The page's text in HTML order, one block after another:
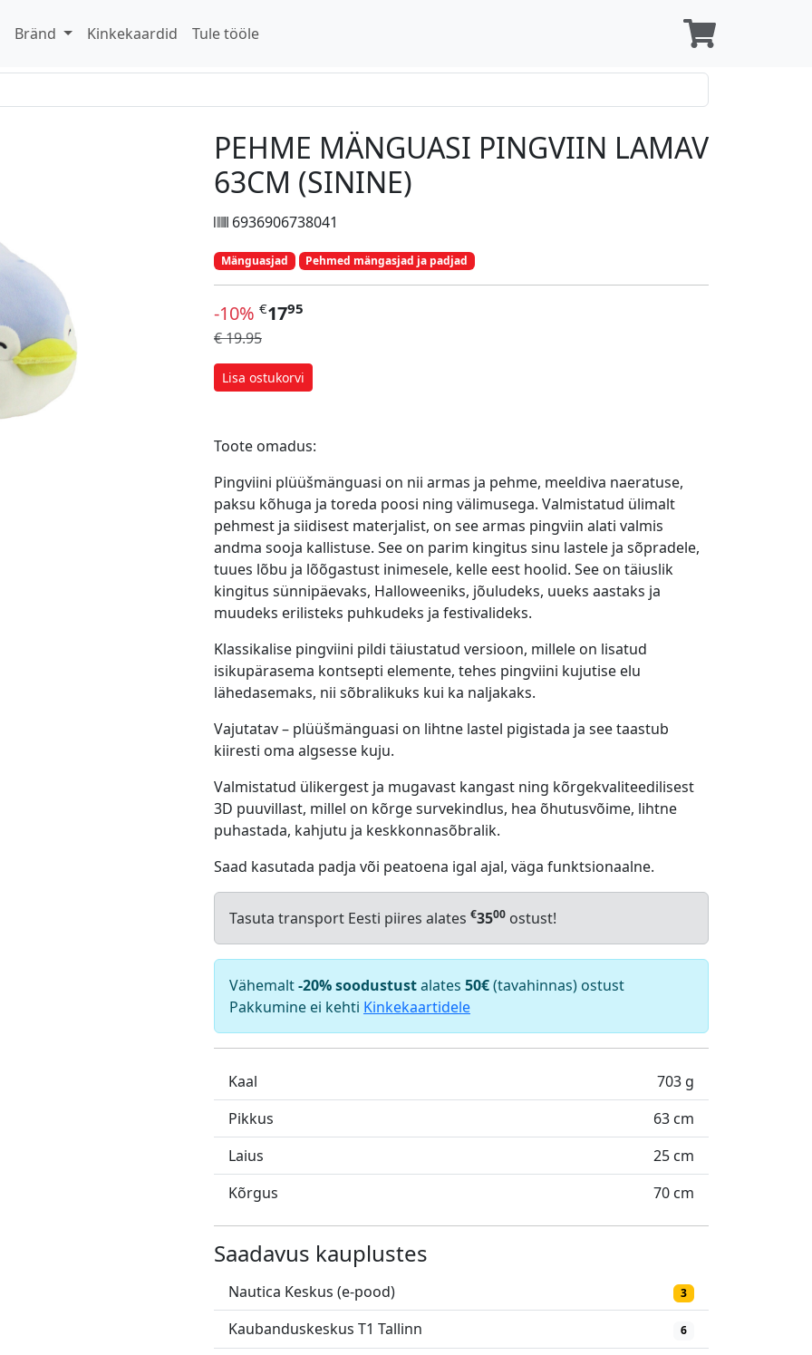
Bränd Kinkekaardid Tule tööle
PEHME MÄNGUASI PINGVIIN LAMAV
63CM (SININE)
6936906738041
Mänguasjad Pehmed mängasjad ja padjad
-10% €1795
€ 19.95
Lisa ostukorvi
Toote omadus:
Pingviini plüüšmänguasi on nii armas ja pehme, meeldiva naeratuse,
paksu kõhuga ja toreda poosi ning välimusega. Valmistatud ülimalt
pehmest ja siidisest materjalist, on see armas pingviin alati valmis
andma sooja kallistuse. See on parim kingitus sinu lastele ja sõpradele,
tuues lõbu ja lõõgastust inimesele, kelle eest hoolid. See on täiuslik
kingitus sünnipäevaks, Halloweeniks, jõuludeks, uueks aastaks ja
muudeks erilisteks puhkudeks ja festivalideks.
Klassikalise pingviini pildi täiustatud versioon, millele on lisatud
isikupärasema kontsepti elemente, tehes pingviini kujutise elu
lähedasemaks, nii sõbralikuks kui ka naljakaks.
Vajutatav – plüüšmänguasi on lihtne lastel pigistada ja see taastub
kiiresti oma algsesse kuju.
Valmistatud ülikergest ja mugavast kangast ning kõrgekvaliteedilisest
3D puuvillast, millel on kõrge survekindlus, hea õhutusvõime, lihtne
puhastada, kahjutu ja keskkonnasõbralik.
Saad kasutada padja või peatoena igal ajal, väga funktsionaalne.
Tasuta transport Eesti piires alates €3500 ostust!
Vähemalt-20% soodustustalates 50€(tavahinnas) ostust
Pakkumine ei kehti Kinkekaartidele
Kaal
703 g
Pikkus
63 cm
Laius
25 cm
Kõrgus
70 cm
Saadavus kauplustes
Nautica Keskus (e-pood) 3
Kaubanduskeskus T1 Tallinn 6